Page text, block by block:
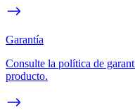
Garantía
Consulte la política de
producto.